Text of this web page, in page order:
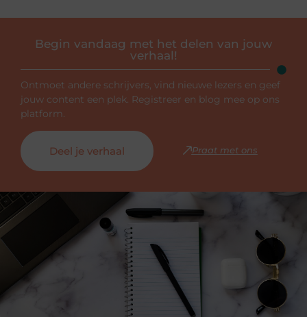
Begin vandaag met het delen van jouw
verhaal!
Ontmoet andere schrijvers, vind nieuwe lezers en geef
jouw content een plek. Registreer en blog mee op ons
platform.
Deel je verhaal Praat met ons